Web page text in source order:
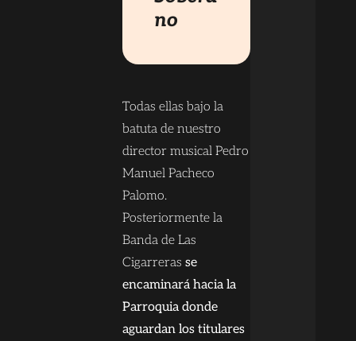
no
Todas ellas bajo la
batuta de nuestro
director musical Pedro
Manuel Pacheco
Palomo.
Posteriormente la
Banda de Las
Cigarrerasse
encaminará hacia la
Parroquia donde
aguardan los titulares